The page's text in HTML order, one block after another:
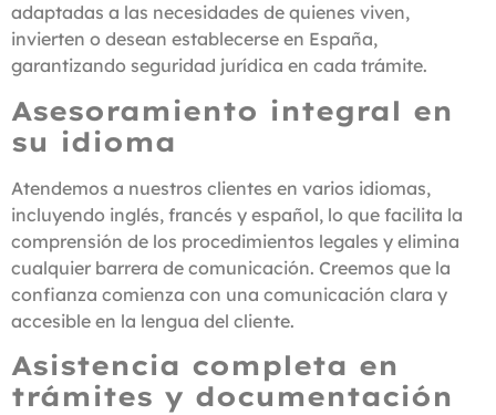
adaptadas a las necesidades de quienes viven,
invierten o desean establecerse en España,
garantizando seguridad jurídica en cada trámite.
Asesoramiento integral en
su idioma
Atendemos a nuestros clientes en varios idiomas,
incluyendo inglés, francés y español, lo que facilita la
comprensión de los procedimientos legales y elimina
cualquier barrera de comunicación. Creemos que la
confianza comienza con una comunicación clara y
accesible en la lengua del cliente.
Asistencia completa en
trámites y documentación